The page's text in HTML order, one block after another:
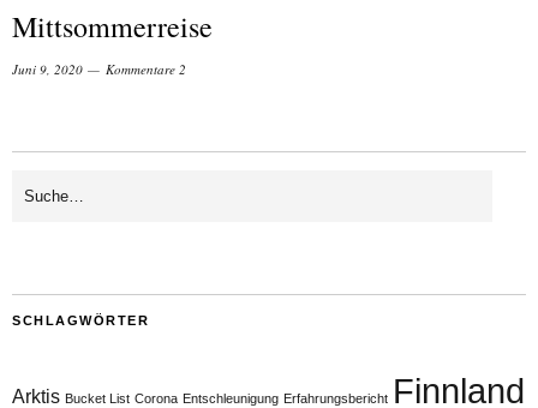
Mittsommerreise
Juni 9, 2020 Kommentare 2
SCHLAGWÖRTER
Arktis Bucket List Corona Entschleunigung Erfahrungsbericht Finnland